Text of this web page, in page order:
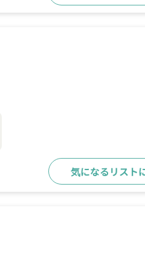
気になるリスト